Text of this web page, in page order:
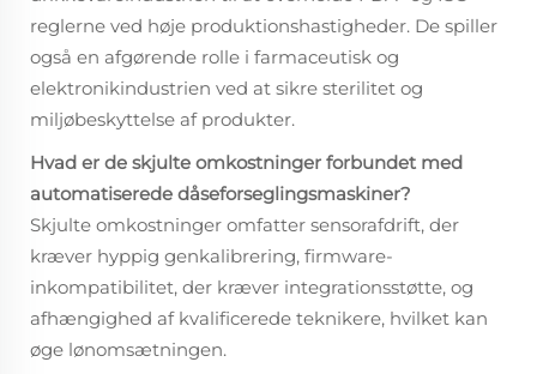
reglerne ved høje produktionshastigheder. De spiller
også en afgørende rolle i farmaceutisk og
elektronikindustrien ved at sikre sterilitet og
miljøbeskyttelse af produkter.
Hvad er de skjulte omkostninger forbundet med
automatiserede dåseforseglingsmaskiner?
Skjulte omkostninger omfatter sensorafdrift, der
kræver hyppig genkalibrering, firmware-
inkompatibilitet, der kræver integrationsstøtte, og
afhængighed af kvalificerede teknikere, hvilket kan
øge lønomsætningen.